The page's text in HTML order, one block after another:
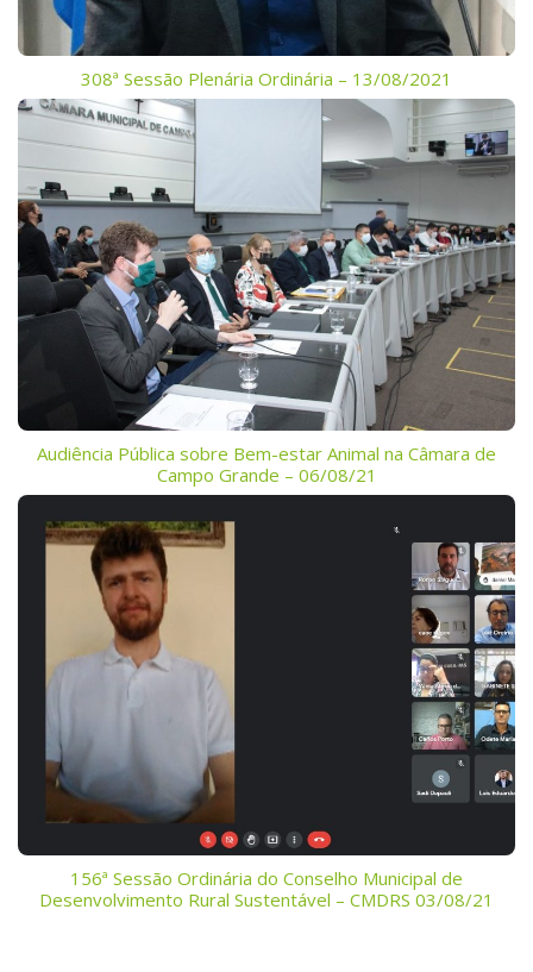
308ª Sessão Plenária Ordinária – 13/08/2021
Audiência Pública sobre Bem-estar Animal na Câmara de
Campo Grande – 06/08/21
156ª Sessão Ordinária do Conselho Municipal de
Desenvolvimento Rural Sustentável – CMDRS 03/08/21